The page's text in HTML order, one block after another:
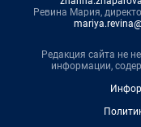
Ревина Мария,
Редакция сайта не
информации,